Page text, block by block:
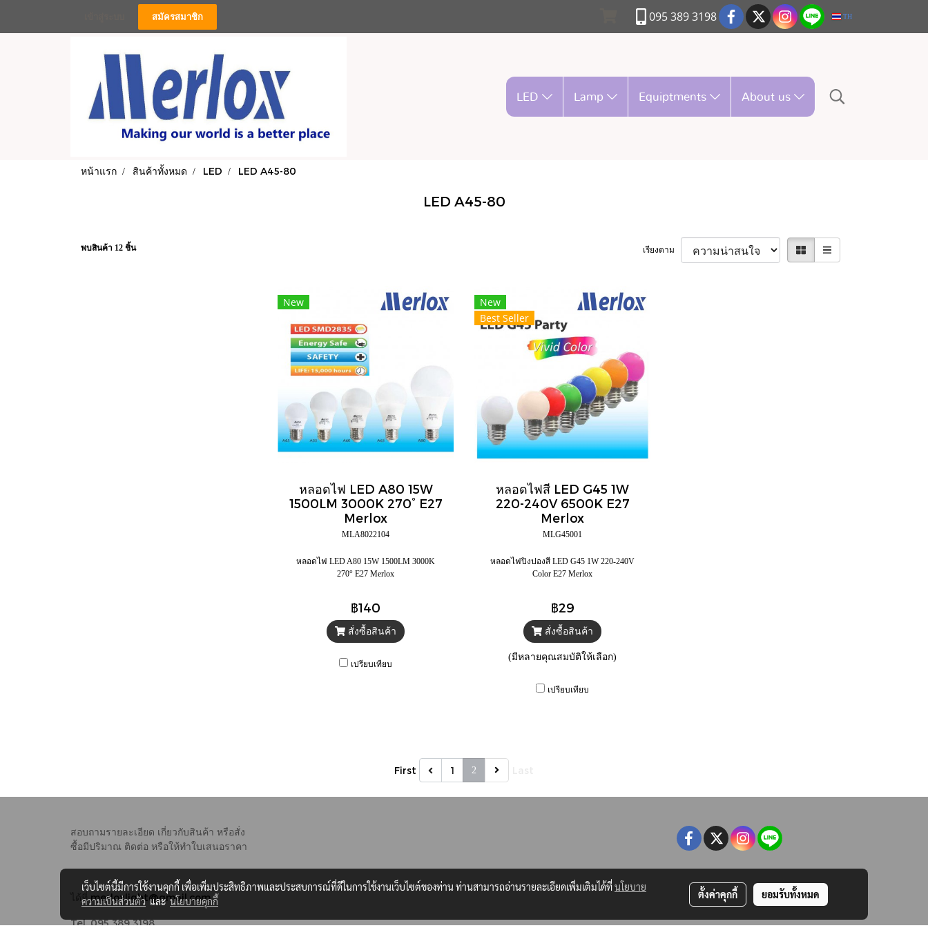
สมัครสมาชิก 095 389 3198 TH
LED Lamp Equiptments About us
หน้าแรก สินค้าทั้งหมด LED LED A45-80
LED A45-80
พบสินค้า 12 ชิ้น เรียงตาม
New
หลอดไฟ LED A80 15W
1500LM 3000K 270° E27
Merlox
MLA8022104
หลอดไฟ LED A80 15W 1500LM 3000K
270° E27 Merlox
฿140
สั่งซื้อสินค้า
เปรียบเทียบ
New
Best Seller
หลอดไฟสี LED G45 1W
220-240V 6500K E27
Merlox
MLG45001
หลอดไฟปิงปองสี LED G45 1W 220-240V
Color E27 Merlox
฿29
สั่งซื้อสินค้า
(มีหลายคุณสมบัติให้เลือก)
เปรียบเทียบ
First 1 2
สอบถามรายละเอียด เกี่ยวกับสินค้า หรือสั่ง
ซื้อมีปริมาณ ติดต่อ หรือให้ทำใบเสนอราคา
ได้ที่merloxlight@gmail.com
Tel. 095 389 3198
เว็บไซต์นี้มีการใช้งานคุกกี้ เพื่อเพิ่มประสิทธิภาพและประสบการณ์ที่ดีในการใช้งานเว็บไซต์ของท่าน ท่านสามารถอ่านรายละเอียดเพิ่มเติมได้ที่นโยบาย
ความเป็นส่วนตัวและนโยบายคุกกี้
ตั้งค่าคุกกี้ ยอมรับทั้งหมด